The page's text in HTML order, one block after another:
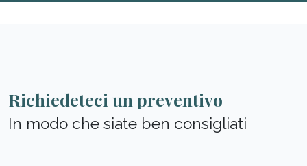
Richiedeteci un preventivo
In modo che siate ben consigliati